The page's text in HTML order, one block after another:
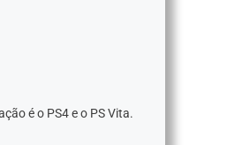
é o PS4 e o PS Vita.